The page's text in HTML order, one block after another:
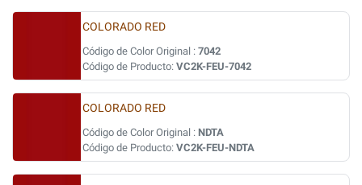
COLORADO RED
Código de Color Original : 7042
Código de Producto: VC2K-FEU-7042
COLORADO RED
Código de Color Original : NDTA
Código de Producto: VC2K-FEU-NDTA